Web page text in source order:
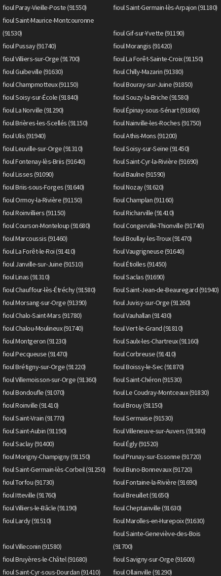
fioul Paray-Vieille-Poste (91550)
fioul Saint-Germain-lès-Arpajon (91180)
fioul Saint-Maurice-Montcouronne
(91530)
fioul Gif-sur-Yvette (91190)
fioul Pussay (91740)
fioul Morangis (91420)
fioul Villiers-sur-Orge (91700)
fioul La Forêt-Sainte-Croix (91150)
fioul Guibeville (91630)
fioul Chilly-Mazarin (91380)
fioul Champmotteux (91150)
fioul Bouray-sur-Juine (91850)
fioul Soisy-sur-École (91840)
fioul Souzy-la-Briche (91580)
fioul La Norville (91290)
fioul Épinay-sous-Sénart (91860)
fioul Brières-les-Scellés (91150)
fioul Nainville-les-Roches (91750)
fioul Ulis (91940)
fioul Athis-Mons (91200)
fioul Leuville-sur-Orge (91310)
fioul Soisy-sur-Seine (91450)
fioul Fontenay-lès-Briis (91640)
fioul Saint-Cyr-la-Rivière (91690)
fioul Lisses (91090)
fioul Baulne (91590)
fioul Briis-sous-Forges (91640)
fioul Nozay (91620)
fioul Ormoy-la-Rivière (91150)
fioul Champlan (91160)
fioul Roinvilliers (91150)
fioul Richarville (91410)
fioul Courson-Monteloup (91680)
fioul Congerville-Thionville (91740)
fioul Marcoussis (91460)
fioul Boullay-les-Troux (91470)
fioul La Forêt-le-Roi (91410)
fioul Vaugrigneuse (91640)
fioul Janville-sur-Juine (91510)
fioul Étiolles (91450)
fioul Linas (91310)
fioul Saclas (91690)
fioul Chauffour-lès-Étréchy (91580)
fioul Saint-Jean-de-Beauregard (91940)
fioul Morsang-sur-Orge (91390)
fioul Juvisy-sur-Orge (91260)
fioul Chalo-Saint-Mars (91780)
fioul Vauhallan (91430)
fioul Chalou-Moulineux (91740)
fioul Vert-le-Grand (91810)
fioul Montgeron (91230)
fioul Saulx-les-Chartreux (91160)
fioul Pecqueuse (91470)
fioul Corbreuse (91410)
fioul Brétigny-sur-Orge (91220)
fioul Boissy-le-Sec (91870)
fioul Villemoisson-sur-Orge (91360)
fioul Saint-Chéron (91530)
fioul Bondoufle (91070)
fioul Le Coudray-Montceaux (91830)
fioul Roinville (91410)
fioul Brouy (91150)
fioul Saint-Vrain (91770)
fioul Sermaise (91530)
fioul Saint-Aubin (91190)
fioul Villeneuve-sur-Auvers (91580)
fioul Saclay (91400)
fioul Égly (91520)
fioul Morigny-Champigny (91150)
fioul Prunay-sur-Essonne (91720)
fioul Saint-Germain-lès-Corbeil (91250)
fioul Buno-Bonnevaux (91720)
fioul Torfou (91730)
fioul Fontaine-la-Rivière (91690)
fioul Itteville (91760)
fioul Breuillet (91650)
fioul Villiers-le-Bâcle (91190)
fioul Cheptainville (91630)
fioul Lardy (91510)
fioul Marolles-en-Hurepoix (91630)
fioul Villeconin (91580)
fioul Sainte-Geneviève-des-Bois
(91700)
fioul Bruyères-le-Châtel (91680)
fioul Savigny-sur-Orge (91600)
fioul Saint-Cyr-sous-Dourdan (91410)
fioul Ollainville (91290)